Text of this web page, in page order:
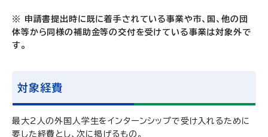
※ 申請書提出時に既に着手されている事業や市、国、他の団
体等から同様の補助金等の交付を受けている事業は対象外で
す。
対象経費
最大2人の外国人学生をインターンシップで受け入れるために
要した経費とし、次に掲げるもの。